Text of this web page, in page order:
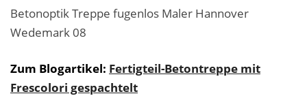
Mitarbeiter / Das Team
Storytelling
Betonoptik Treppe fugenlos Maler Hannover
Wedemark 08
Zum Blogartikel: Fertigteil-Betontreppe mit
Frescolori gespachtelt